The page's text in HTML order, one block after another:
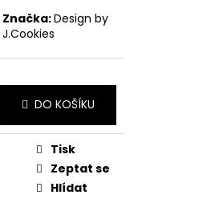
Značka:Design by
J.Cookies
DO KOŠÍKU
Tisk
Zeptat se
Hlídat